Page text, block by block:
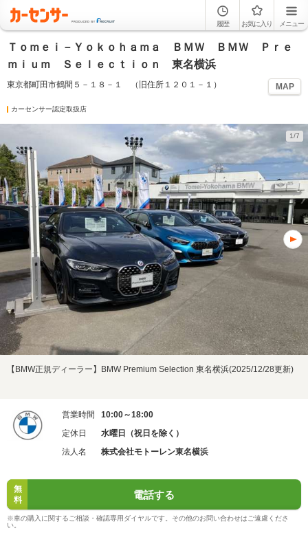
履歴 お気に入り メニュー
Ｔｏｍｅｉ－Ｙｏｋｏｈａｍａ ＢＭＷ ＢＭＷ Ｐｒｅ
ｍｉｕｍ Ｓｅｌｅｃｔｉｏｎ 東名横浜
東京都町田市鶴間５－１８－１ （旧住所１２０１－１） MAP
カーセンサー認定取扱店
1/7
【BMW正規ディーラー】BMW Premium Selection 東名横浜(2025/12/28更新)
営業時間
10:00～18:00
定休日
水曜日（祝日を除く）
法人名
株式会社モトーレン東名横浜
無
料
電話する
※車の購入に関するご相談・確認専用ダイヤルです。その他のお問い合わせはご遠慮くださ
い。